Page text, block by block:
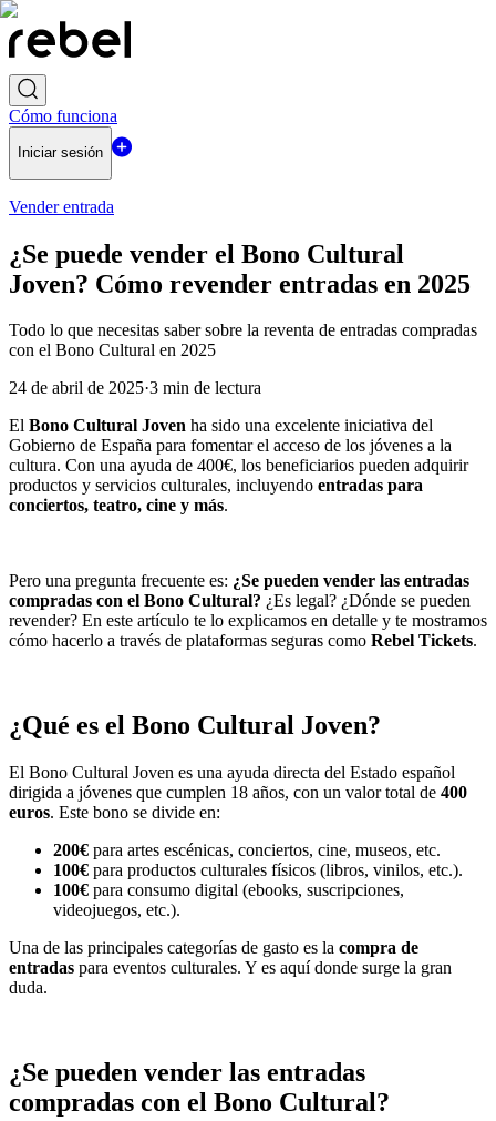
Cómo funciona
Iniciar sesión
Vender entrada
¿Se puede vender el Bono Cultural
Joven? Cómo revender entradas en 2025
Todo lo que necesitas saber sobre la reventa de entradas compradas
con el Bono Cultural en 2025
24 de abril de 2025·3 min de lectura
El Bono Cultural Joven ha sido una excelente iniciativa del
Gobierno de España para fomentar el acceso de los jóvenes a la
cultura. Con una ayuda de 400€, los beneficiarios pueden adquirir
productos y servicios culturales, incluyendo entradas para
conciertos, teatro, cine y más.
Pero una pregunta frecuente es: ¿Se pueden vender las entradas
compradas con el Bono Cultural? ¿Es legal? ¿Dónde se pueden
revender? En este artículo te lo explicamos en detalle y te mostramos
cómo hacerlo a través de plataformas seguras como Rebel Tickets.
¿Qué es el Bono Cultural Joven?
El Bono Cultural Joven es una ayuda directa del Estado español
dirigida a jóvenes que cumplen 18 años, con un valor total de 400
euros. Este bono se divide en:
200€ para artes escénicas, conciertos, cine, museos, etc.
100€ para productos culturales físicos (libros, vinilos, etc.).
100€ para consumo digital (ebooks, suscripciones,
videojuegos, etc.).
Una de las principales categorías de gasto es la compra de
entradas para eventos culturales. Y es aquí donde surge la gran
duda.
¿Se pueden vender las entradas
compradas con el Bono Cultural?